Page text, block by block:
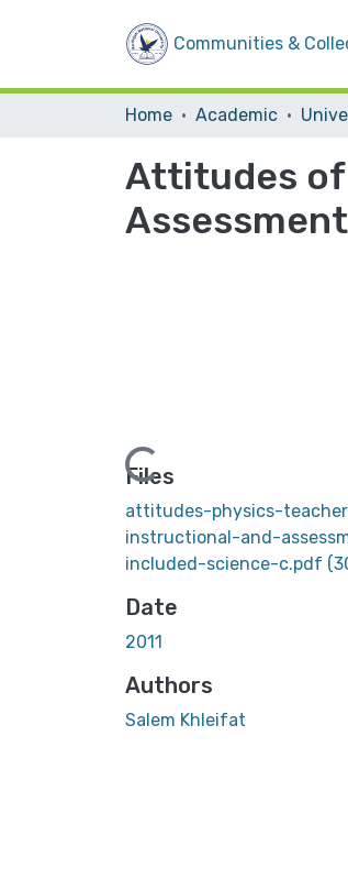
Communities &
Home Academic
Attitudes of
Loading...
Files
attitudes-physics-
instructional-and-
included-science-c.pdf
Date
2011
Authors
Salem Khleifat